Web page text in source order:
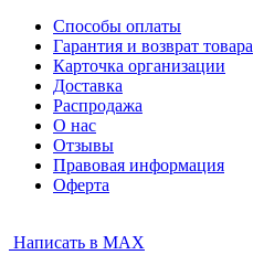
Способы оплаты
Гарантия и возврат товара
Карточка организации
Доставка
Распродажа
О нас
Отзывы
Правовая информация
Оферта
Написать в MAX